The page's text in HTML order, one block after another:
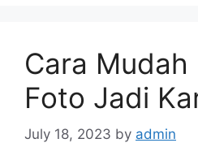
Cara
Foto Jadi
July 18, 2023 by admin